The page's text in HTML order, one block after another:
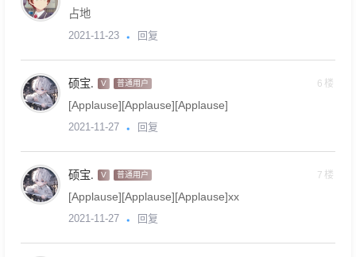
占地
2021-11-23 回复
硕宝. V 普通用户 6楼
[Applause][Applause][Applause]
2021-11-27 回复
硕宝. V 普通用户 7楼
[Applause][Applause][Applause]xx
2021-11-27 回复